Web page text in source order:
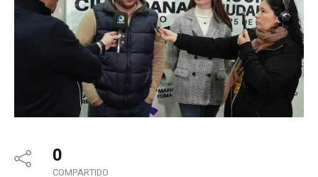
0
COMPARTIDO